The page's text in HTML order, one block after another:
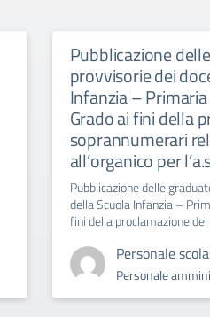
Pubblicazione
provvisorie dei
Infanzia –
Grado ai fini della
soprannumerari
all’organico per
Pubblicazione delle
della Scuola Infanzia –
fini della proclamazione
Personale
Personale